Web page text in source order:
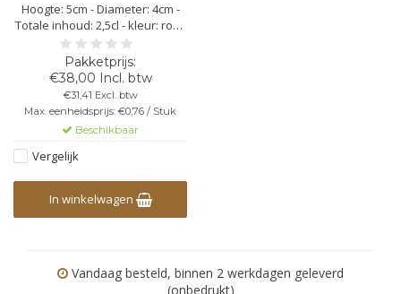
Hoogte: 5cm - Diameter: 4cm -
Totale inhoud: 2,5cl - kleur: roze
- kunststof polycarbonaat -
vaatwasbestendig -
herbruikbaar - bedrukking
mogelijk - onbreekbaar - niet
stapelbaar
€38,00 Incl. btw
€31,41 Excl. btw
Max. eenheidsprijs: €0,76 / Stuk
Beschikbaar
Vergelijk
In winkelwagen
Vandaag besteld, binnen 2 werkdagen geleverd
(onbedrukt)